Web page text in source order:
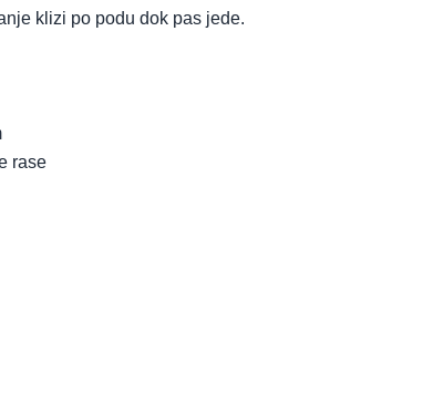
klizi po podu dok pas jede.
rase